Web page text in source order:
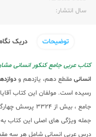
سال انتشار:‌
توضیحات دریک نگاه
کتاب عربی جامع کنکور انسانی
انسانی مقطع دهم، یازدهم و
رسیده است. مولفان این کتاب
جامع ، بیش از
جمله ویژگی های اصلی این کتاب
درس عربی انسانی شامل هر سه